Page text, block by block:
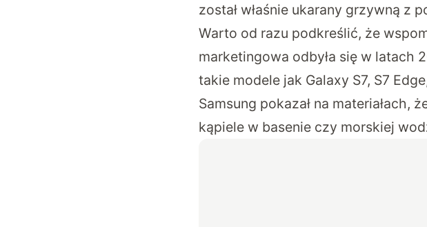
został właśnie ukarany grzywną z
Warto od razu podkreślić, że
marketingowa odbyła się w latach
takie modele jak Galaxy S7, S7
Samsung pokazał na materiałach,
kąpiele w basenie czy morskiej